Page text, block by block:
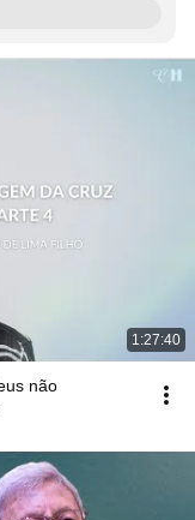
1:27:40
não